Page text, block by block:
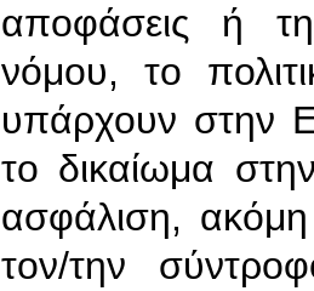
αποφάσεις ή
νόμου, το
υπάρχουν στην
το δικαίωμα
ασφάλιση,
τον/την